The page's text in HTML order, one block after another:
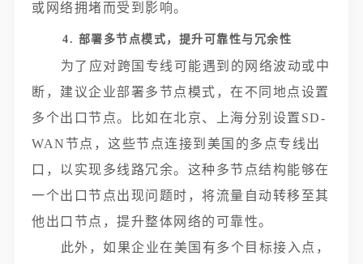
或网络拥堵而受到影响。
4. 部署多节点模式，提升可靠性与冗余性
为了应对跨国专线可能遇到的网络波动或中
断，建议企业部署多节点模式，在不同地点设置
多个出口节点。比如在北京、上海分别设置SD-
WAN节点，这些节点连接到美国的多点专线出
口，以实现多线路冗余。这种多节点结构能够在
一个出口节点出现问题时，将流量自动转移至其
他出口节点，提升整体网络的可靠性。
此外，如果企业在美国有多个目标接入点，